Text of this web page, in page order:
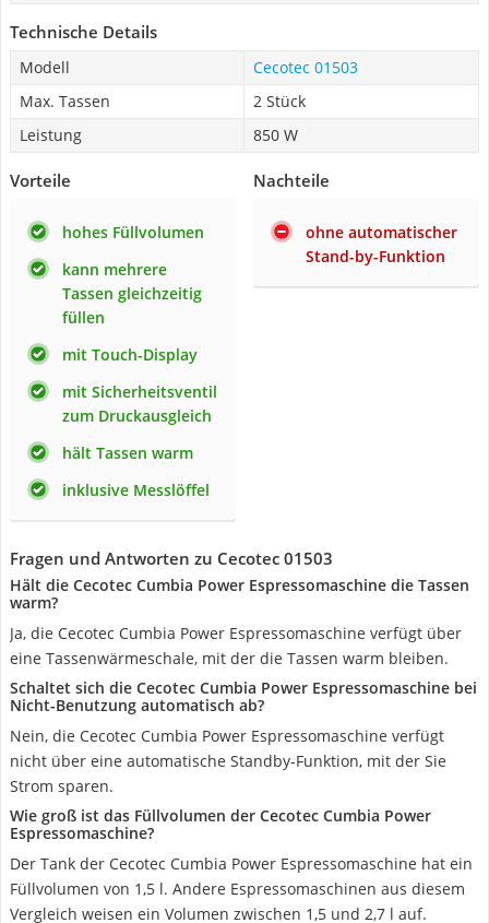
Technische Details
Modell
Cecotec 01503
Max. Tassen
2 Stück
Leistung
850 W
Vorteile
hohes Füllvolumen
kann mehrere
Tassen gleichzeitig
füllen
mit Touch-Display
mit Sicherheitsventil
zum Druckausgleich
hält Tassen warm
inklusive Messlöffel
Nachteile
ohne automatischer
Stand-by-Funktion
Fragen und Antworten zu Cecotec 01503
Hält die Cecotec Cumbia Power Espressomaschine die Tassen
warm?
Ja, die Cecotec Cumbia Power Espressomaschine verfügt über
eine Tassenwärmeschale, mit der die Tassen warm bleiben.
Schaltet sich die Cecotec Cumbia Power Espressomaschine bei
Nicht-Benutzung automatisch ab?
Nein, die Cecotec Cumbia Power Espressomaschine verfügt
nicht über eine automatische Standby-Funktion, mit der Sie
Strom sparen.
Wie groß ist das Füllvolumen der Cecotec Cumbia Power
Espressomaschine?
Der Tank der Cecotec Cumbia Power Espressomaschine hat ein
Füllvolumen von 1,5 l. Andere Espressomaschinen aus diesem
Vergleich weisen ein Volumen zwischen 1,5 und 2,7 l auf.